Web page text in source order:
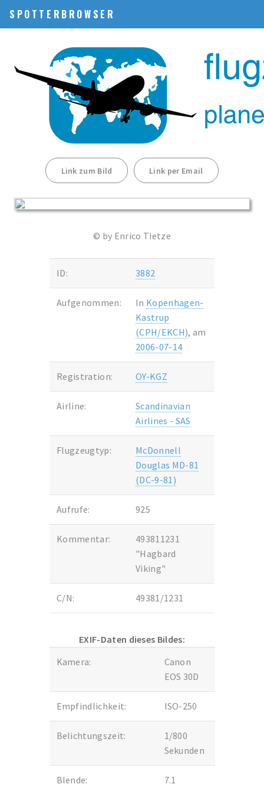
SPOTTERBROWSER
Link zum Bild Link per Email
© by Enrico Tietze
ID: 3882
Aufgenommen: In Kopenhagen-
Kastrup
(CPH/EKCH), am
2006-07-14
Registration: OY-KGZ
Airline:
Scandinavian
Airlines - SAS
Flugzeugtyp:
McDonnell
Douglas MD-81
(DC-9-81)
Aufrufe: 925
Kommentar:
493811231
"Hagbard
Viking"
C/N: 49381/1231
EXIF-Daten dieses Bildes:
Kamera:
Canon
EOS 30D
Empfindlichkeit: ISO-250
Belichtungszeit:
1/800
Sekunden
Blende: 7.1